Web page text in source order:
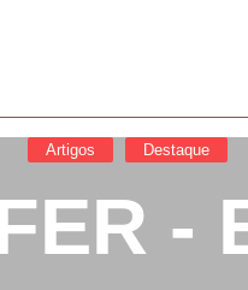
Artigos Destaque
-